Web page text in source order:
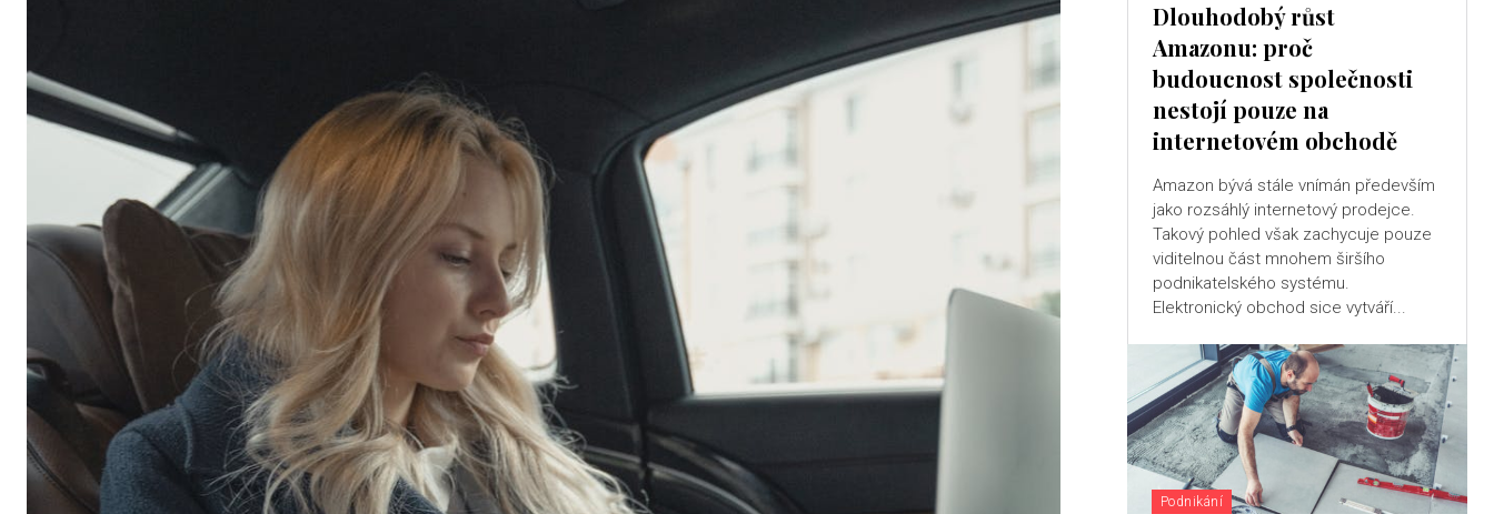
Dlouhodobý růst
Amazonu: proč
budoucnost společnosti
nestojí pouze na
internetovém obchodě
Amazon bývá stále vnímán především
jako rozsáhlý internetový prodejce.
Takový pohled však zachycuje pouze
viditelnou část mnohem širšího
podnikatelského systému.
Elektronický obchod sice vytváří...
Podnikání